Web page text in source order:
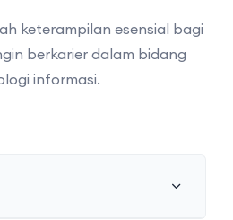
keterampilan esensial bagi
berkarier dalam bidang
informasi.